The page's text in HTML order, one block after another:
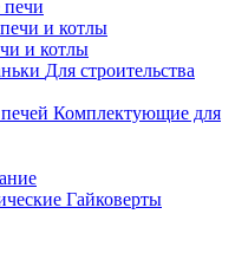
и котлы
Для строительства
Комплектующие для
Гайковерты